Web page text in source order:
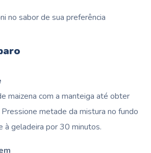
no sabor de sua preferência
maizena com a manteiga até obter
metade da mistura no fundo
à geladeira por 30 minutos.